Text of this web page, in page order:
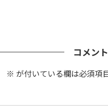
コメン
※ が付いている欄は必須項